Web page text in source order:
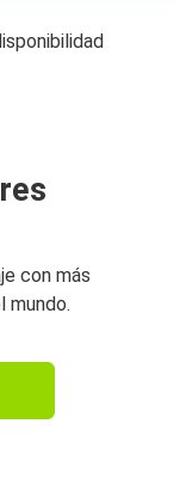
con más
mundo.